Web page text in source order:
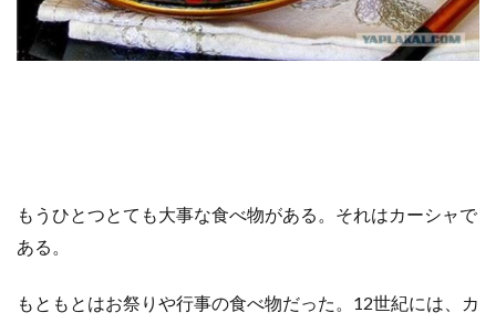
もうひとつとても大事な食べ物がある。それはカーシャで
ある。
もともとはお祭りや行事の食べ物だった。12世紀には、カ